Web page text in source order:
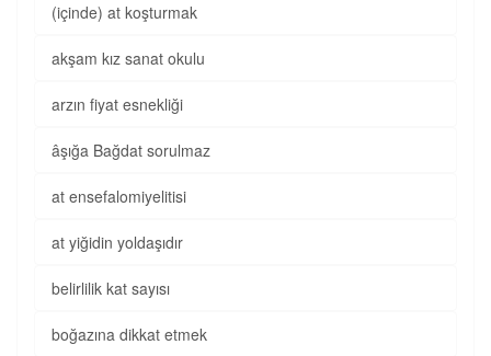
(içinde) at koşturmak
akşam kız sanat okulu
arzın fiyat esnekliği
âşığa Bağdat sorulmaz
at ensefalomiyelitisi
at yiğidin yoldaşıdır
belirlilik kat sayısı
boğazına dikkat etmek